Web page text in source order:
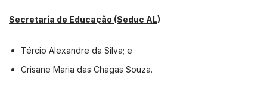
Secretaria de Educação (Seduc AL)
Tércio Alexandre da Silva; e
Crisane Maria das Chagas Souza.